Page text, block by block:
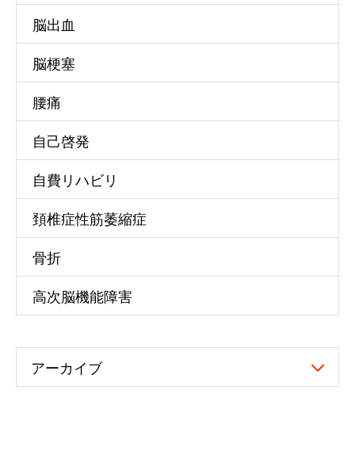
脳出血
脳梗塞
腰痛
自己啓発
自費リハビリ
頚椎症性筋萎縮症
骨折
高次脳機能障害
アーカイブ